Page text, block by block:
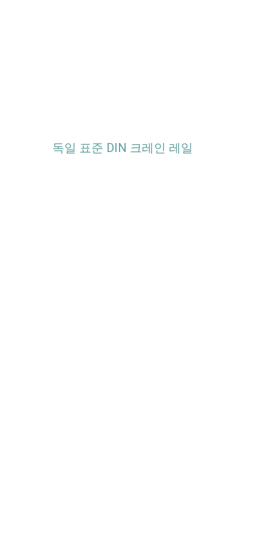
독일 표준 DIN 크레인 레일